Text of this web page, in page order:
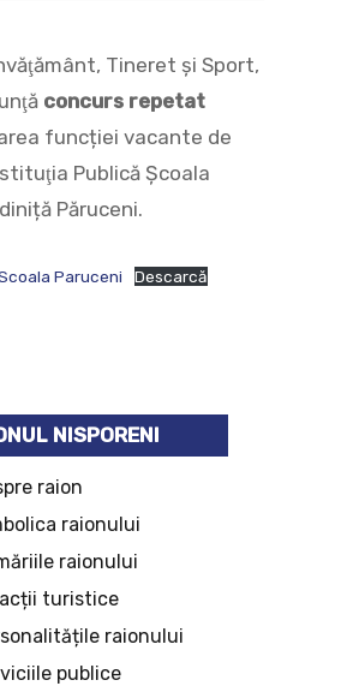
Tineret şi Sport,
concurs repetat
funcției vacante de
Publică Școala
Păruceni.
Paruceni Descarcă
NISPORENI
raion
raionului
raionului
turistice
raionului
publice